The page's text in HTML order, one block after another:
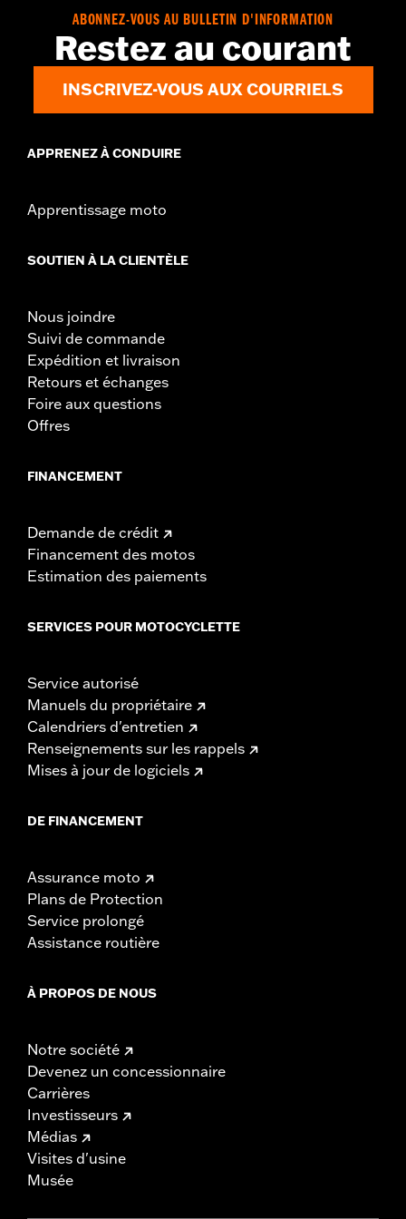
ABONNEZ-VOUS AU BULLETIN D'INFORMATION
Restez au courant
INSCRIVEZ-VOUS AUX COURRIELS
APPRENEZ À CONDUIRE
Apprentissage moto
SOUTIEN À LA CLIENTÈLE
Nous joindre
Suivi de commande
Expédition et livraison
Retours et échanges
Foire aux questions
Offres
FINANCEMENT
Demande de crédit
Financement des motos
Estimation des paiements
SERVICES POUR MOTOCYCLETTE
Service autorisé
Manuels du propriétaire
Calendriers d'entretien
Renseignements sur les rappels
Mises à jour de logiciels
DE FINANCEMENT
Assurance moto
Plans de Protection
Service prolongé
Assistance routière
À PROPOS DE NOUS
Notre société
Devenez un concessionnaire
Carrières
Investisseurs
Médias
Visites d'usine
Musée